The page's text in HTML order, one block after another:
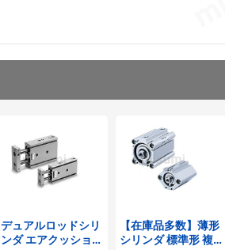
デュアルロッドシリ
ンダ エアクッション
【在庫品多数】薄形
シリンダ 標準形 複